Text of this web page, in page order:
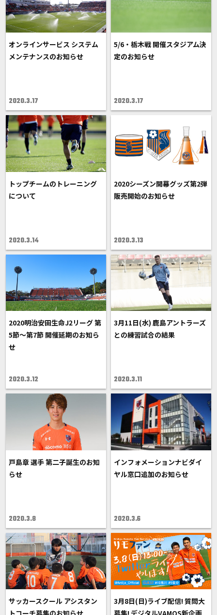
オンラインサービス システム
メンテナンスのお知らせ
2020.3.17
5/6・栃木戦 開催スタジアム決
定のお知らせ
2020.3.17
トップチームのトレーニング
について
2020.3.14
2020シーズン開幕グッズ第2弾
販売開始のお知らせ
2020.3.13
2020明治安田生命J2リーグ 第
5節～第7節 開催延期のお知ら
せ
2020.3.12
3月11日(水) 鹿島アントラーズ
との練習試合の結果
2020.3.11
戸島章 選手 第二子誕生のお知
らせ
2020.3.8
インフォメーションナビダイ
ヤル窓口追加のお知らせ
2020.3.6
サッカースクール アシスタン
トコーチ募集のお知らせ
3月8日(日)ライブ配信! 質問大
募集! デジタルVAMOS新企画